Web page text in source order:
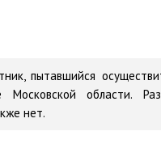
пытавшийся
Московской области.
нет.